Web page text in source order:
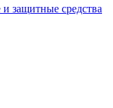
защитные средства